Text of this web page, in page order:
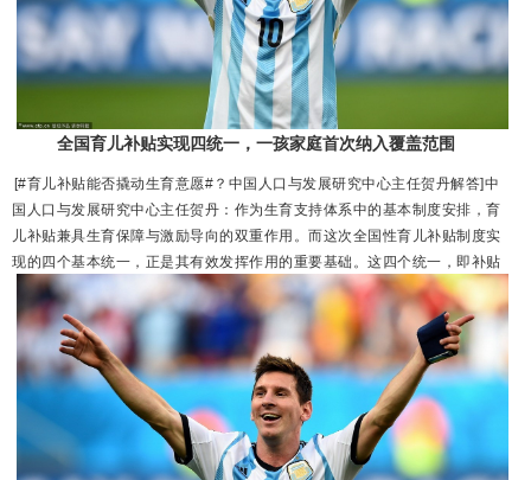
全国育儿补贴实现四统一，一孩家庭首次纳入覆盖范围
[#育儿补贴能否撬动生育意愿#？中国人口与发展研究中心主任贺丹解答]中
国人口与发展研究中心主任贺丹：作为生育支持体系中的基本制度安排，育
儿补贴兼具生育保障与激励导向的双重作用。而这次全国性育儿补贴制度实
现的四个基本统一，正是其有效发挥作用的重要基础。这四个统一，即补贴
对象统一、标准统一、形式统一、发放流程统一，从多个维度为提升家庭生
育意愿提供了有力支撑。 在补贴对象方面，以往各地的补贴政策多聚焦于...